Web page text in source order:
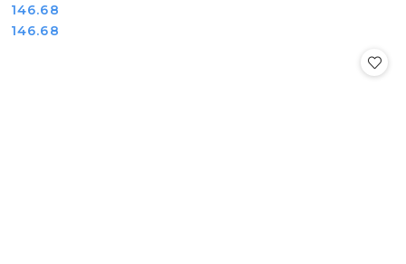
Cena:
146.68
Cena:
146.68